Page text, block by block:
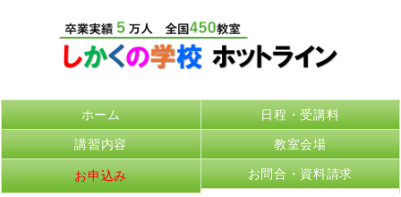
ホーム 日程・受講料
講習内容 教室会場
お申込み お問合・資料請求